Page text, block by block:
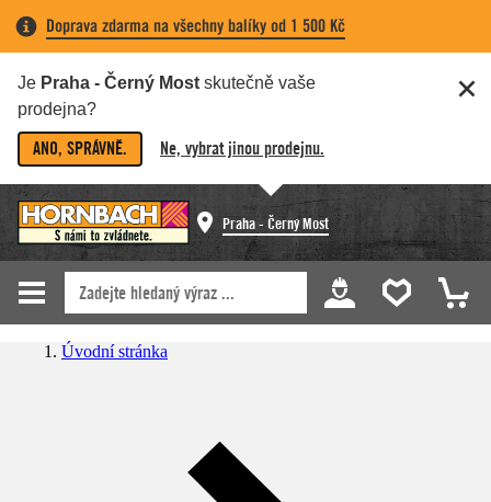
Doprava zdarma na všechny balíky od 1 500 Kč
Je Praha - Černý Most skutečně vaše
prodejna?
ANO, SPRÁVNĚ. Ne, vybrat jinou prodejnu.
Praha - Černý Most
Úvodní stránka